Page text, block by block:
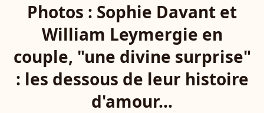
Photos : Sophie Davant et
William Leymergie en
couple, "une divine surprise"
: les dessous de leur histoire
d'amour...